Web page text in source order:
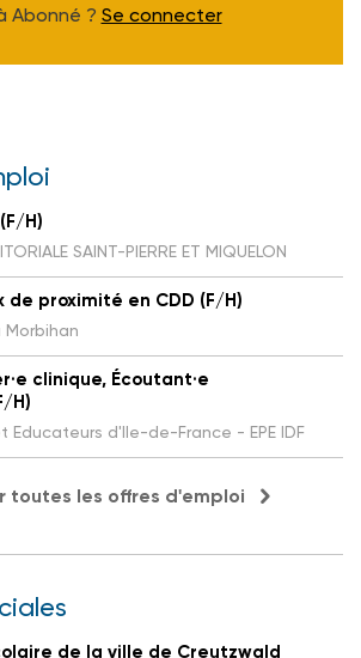
Abonné ? Se connecter
H)
SAINT-PIERRE ET MIQUELON
de proximité en CDD (F/H)
clinique, Écoutant·e
H)
Educateurs d'Ile-de-France - EPE IDF
toutes les offres d'emploi
de la ville de Creutzwald